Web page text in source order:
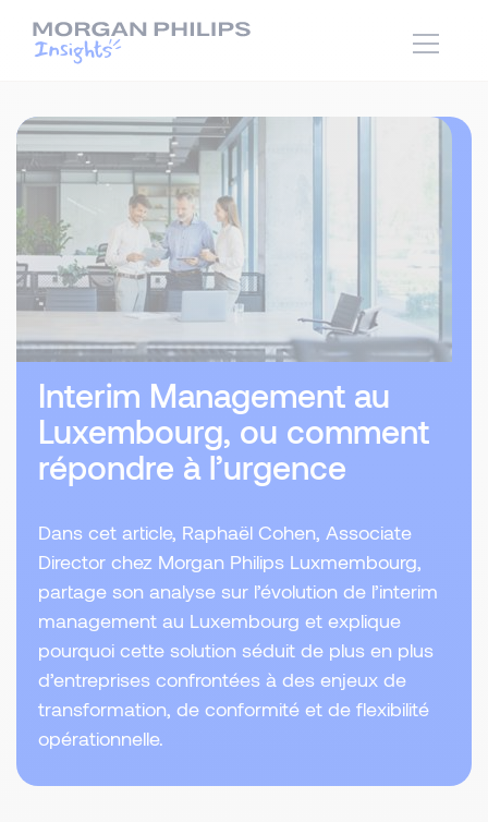
Interim Management au
Luxembourg, ou comment
répondre à l’urgence
Dans cet article, Raphaël Cohen, Associate
Director chez Morgan Philips Luxmembourg,
partage son analyse sur l’évolution de l’interim
management au Luxembourg et explique
pourquoi cette solution séduit de plus en plus
d’entreprises confrontées à des enjeux de
transformation, de conformité et de flexibilité
opérationnelle.